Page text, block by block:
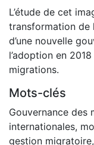
L’étude de cet
transformation de
d’une nouvelle
l’adoption en
migrations.
Mots-clés
Gouvernance des
internationales,
gestion migratoire,